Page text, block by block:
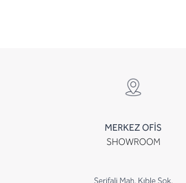
MERKEZ OFİS
SHOWROOM
Şerifali Mah. Kıble Sok.